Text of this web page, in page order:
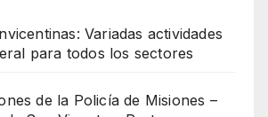
Variadas actividades
para todos los sectores
de la Policía de Misiones –